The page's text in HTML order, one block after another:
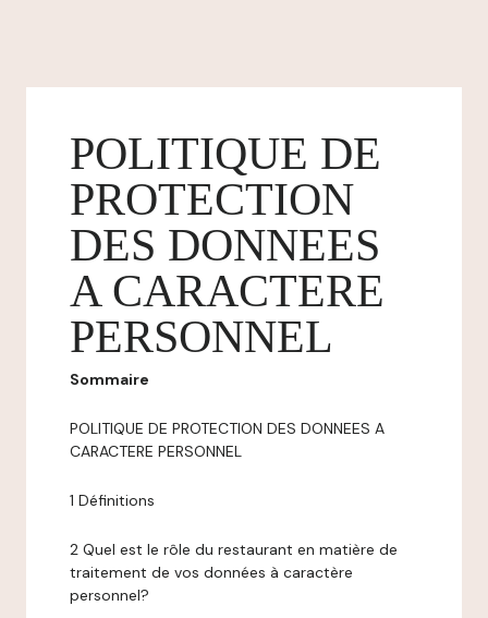
POLITIQUE DE
PROTECTION
DES DONNEES
A CARACTERE
PERSONNEL
Sommaire
POLITIQUE DE PROTECTION DES DONNEES A
CARACTERE PERSONNEL
1 Définitions
2 Quel est le rôle du restaurant en matière de
traitement de vos données à caractère
personnel?